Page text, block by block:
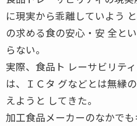
に現実から乖離していよう
の求める食の安心・安 全と
らない。
実際、食品ト レーサビリテ
は、ＩＣタ グなどとは無縁
えようと してきた。
加工食品メーカーのなかで